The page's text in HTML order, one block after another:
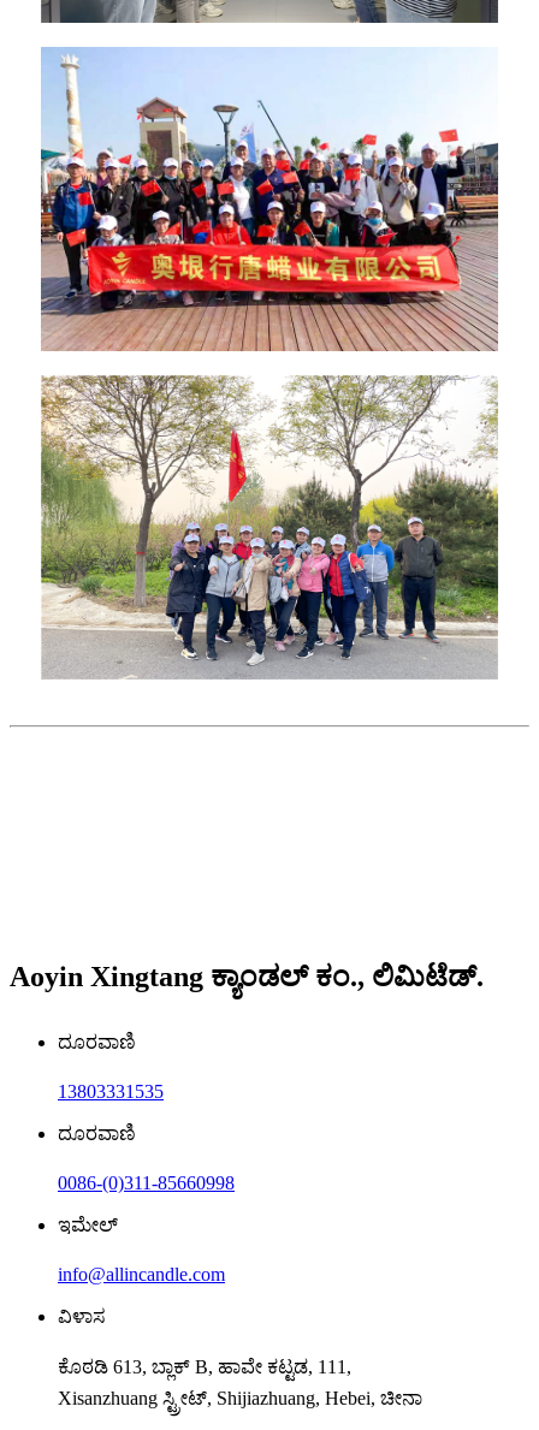
Aoyin Xingtang ಕ್ಯಾಂಡಲ್ ಕಂ., ಲಿಮಿಟೆಡ್.
ದೂರವಾಣಿ
13803331535
ದೂರವಾಣಿ
0086-(0)311-85660998
ಇಮೇಲ್
info@allincandle.com
ವಿಳಾಸ
ಕೊಠಡಿ 613, ಬ್ಲಾಕ್ B, ಹಾವೇ ಕಟ್ಟಡ, 111,
Xisanzhuang ಸ್ಟ್ರೀಟ್, Shijiazhuang, Hebei, ಚೀನಾ